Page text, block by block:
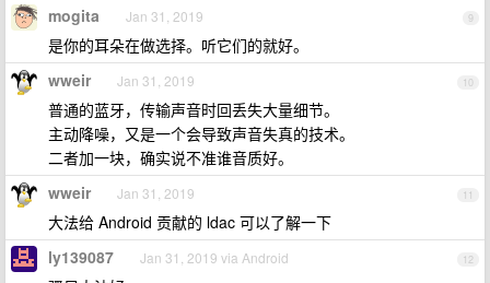
9
mogita Jan 31, 2019
是你的耳朵在做选择。听它们的就好。
10
wweir Jan 31, 2019
普通的蓝牙，传输声音时回丢失大量细节。
主动降噪，又是一个会导致声音失真的技术。
二者加一块，确实说不准谁音质好。
11
wweir Jan 31, 2019
大法给 Android 贡献的 ldac 可以了解一下
12
ly139087 Jan 31, 2019 via Android